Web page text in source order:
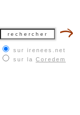
sur irenees.net
sur la Coredem